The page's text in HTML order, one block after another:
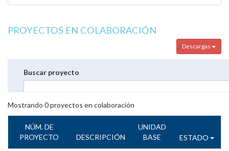
PROYECTOS EN COLABORACIÓN
Descargas
Buscar proyecto
Mostrando 0proyectos en colaboración
NÚM. DE
PROYECTO
DESCRIPCIÓN
UNIDAD
BASE
ESTADO